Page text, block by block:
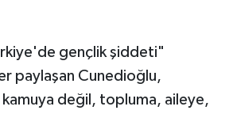
gençlik şiddeti"
paylaşan Cunedioğlu,
değil, topluma, aileye,